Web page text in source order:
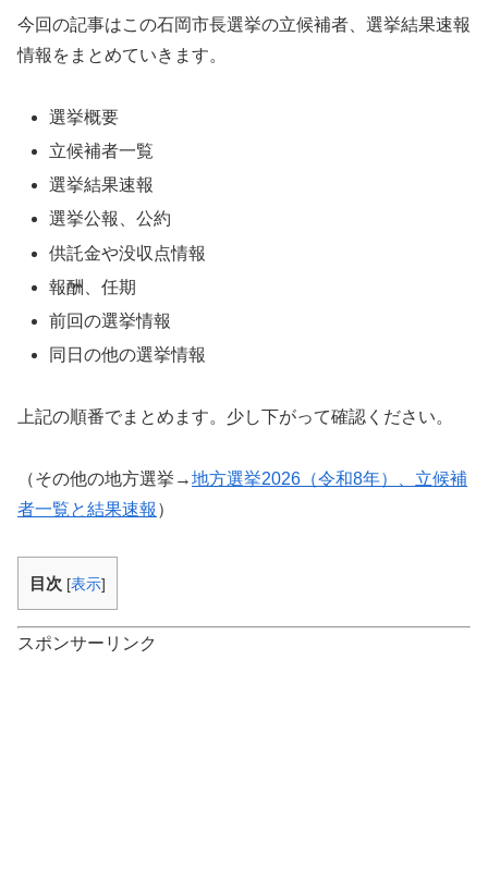
今回の記事はこの石岡市長選挙の立候補者、選挙結果速報
情報をまとめていきます。
選挙概要
立候補者一覧
選挙結果速報
選挙公報、公約
供託金や没収点情報
報酬、任期
前回の選挙情報
同日の他の選挙情報
上記の順番でまとめます。少し下がって確認ください。
（その他の地方選挙→地方選挙2026（令和8年）、立候補
者一覧と結果速報 ）
目次 [表示]
スポンサーリンク